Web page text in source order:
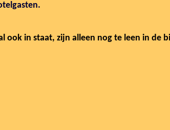
ook in staat, zijn alleen nog te leen in de